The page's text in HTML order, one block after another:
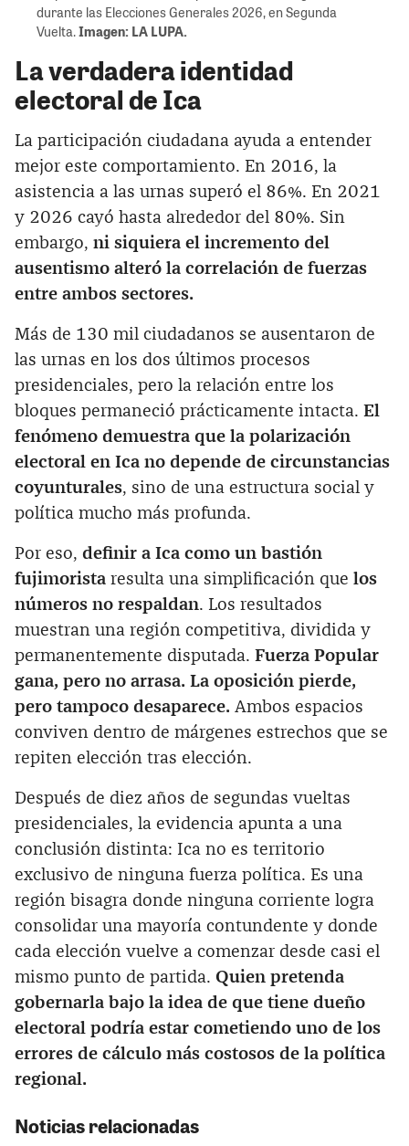
durante las Elecciones Generales 2026, en Segunda
Vuelta.Imagen: LA LUPA.
La verdadera identidad
electoral de Ica
La participación ciudadana ayuda a entender
mejor este comportamiento. En 2016, la
asistencia a las urnas superó el 86%. En 2021
y 2026 cayó hasta alrededor del 80%. Sin
embargo, ni siquiera el incremento del
ausentismo alteró la correlación de fuerzas
entre ambos sectores.
Más de 130 mil ciudadanos se ausentaron de
las urnas en los dos últimos procesos
presidenciales, pero la relación entre los
bloques permaneció prácticamente intacta. El
fenómeno demuestra que la polarización
electoral en Ica no depende de circunstancias
coyunturales, sino de una estructura social y
política mucho más profunda.
Por eso, definir a Ica como un bastión
fujimorista resulta una simplificación que los
números no respaldan. Los resultados
muestran una región competitiva, dividida y
permanentemente disputada. Fuerza Popular
gana, pero no arrasa. La oposición pierde,
pero tampoco desaparece. Ambos espacios
conviven dentro de márgenes estrechos que se
repiten elección tras elección.
Después de diez años de segundas vueltas
presidenciales, la evidencia apunta a una
conclusión distinta: Ica no es territorio
exclusivo de ninguna fuerza política. Es una
región bisagra donde ninguna corriente logra
consolidar una mayoría contundente y donde
cada elección vuelve a comenzar desde casi el
mismo punto de partida. Quien pretenda
gobernarla bajo la idea de que tiene dueño
electoral podría estar cometiendo uno de los
errores de cálculo más costosos de la política
regional.
Noticias relacionadas